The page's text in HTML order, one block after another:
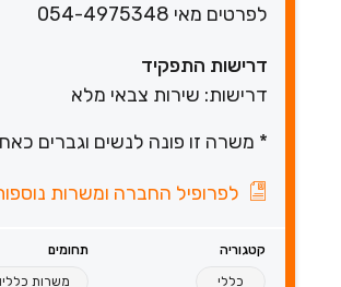
לפרטים מאי 054-4975348
דרישות התפקיד
דרישות: שירות צבאי מלא
* משרה זו פונה לנשים וגברים
לפרופיל החברה ומשרות
קטגוריה תחומים
כללי משרות